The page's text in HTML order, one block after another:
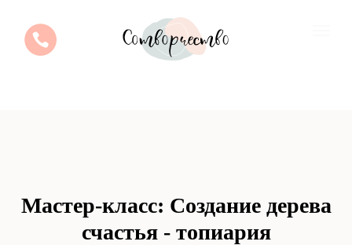
Мастер-класс: Создание дерева
счастья - топиария